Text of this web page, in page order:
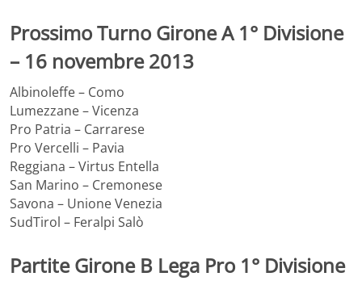
Prossimo Turno Girone A 1° Divisione
– 16 novembre 2013
Albinoleffe – Como
Lumezzane – Vicenza
Pro Patria – Carrarese
Pro Vercelli – Pavia
Reggiana – Virtus Entella
San Marino – Cremonese
Savona – Unione Venezia
SudTirol – Feralpi Salò
Partite Girone B Lega Pro 1° Divisione